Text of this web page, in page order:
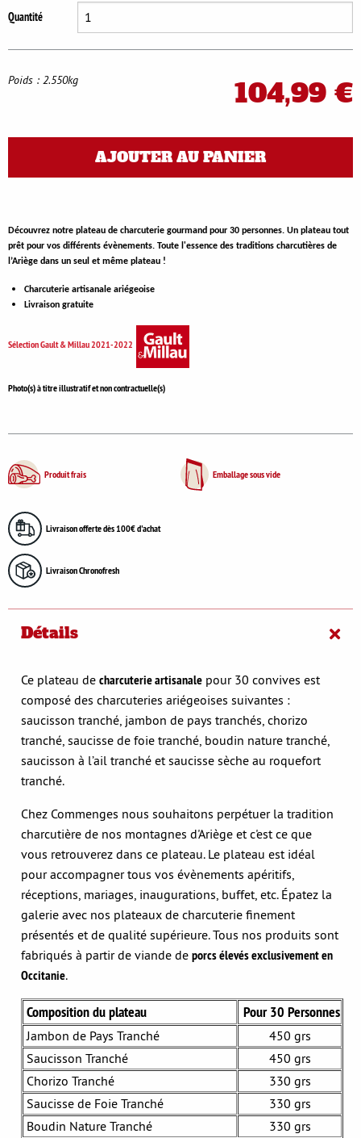
Quantité
104,99 €
Poids : 2.550kg
AJOUTER AU PANIER
Découvrez notre plateau de charcuterie gourmand pour 30 personnes. Un plateau tout
prêt pour vos différents évènements. Toute l'essence des traditions charcutières de
l’Ariège dans un seul et même plateau !
Charcuterie artisanale ariégeoise
Livraison gratuite
Sélection Gault & Millau 2021-2022
Photo(s) à titre illustratif et non contractuelle(s)
Produit frais Emballage sous vide
Livraison offerte dès 100€ d'achat
Livraison Chronofresh
Détails
Ce plateau de charcuterie artisanale pour 30 convives est
composé des charcuteries ariégeoises suivantes :
saucisson tranché, jambon de pays tranchés, chorizo
tranché, saucisse de foie tranché, boudin nature tranché,
saucisson à l’ail tranché et saucisse sèche au roquefort
tranché.
Chez Commenges nous souhaitons perpétuer la tradition
charcutière de nos montagnes d'Ariège et c'est ce que
vous retrouverez dans ce plateau. Le plateau est idéal
pour accompagner tous vos évènements apéritifs,
réceptions, mariages, inaugurations, buffet, etc. Épatez la
galerie avec nos plateaux de charcuterie finement
présentés et de qualité supérieure. Tous nos produits sont
fabriqués à partir de viande de porcs élevés exclusivement en
Occitanie.
Composition du plateau Pour 30 Personnes
Jambon de Pays Tranché
450 grs
Saucisson Tranché
450 grs
Chorizo Tranché
330 grs
Saucisse de Foie Tranché
330 grs
Boudin Nature Tranché
330 grs